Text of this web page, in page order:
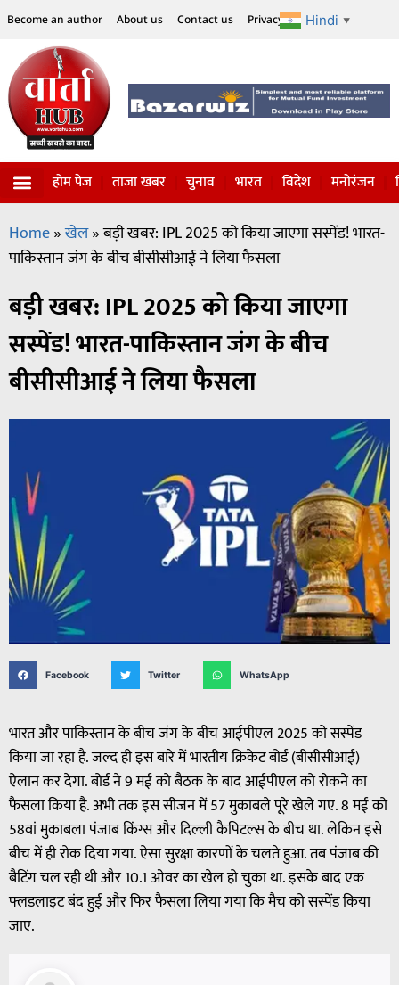
Become an author About us Contact us Privacy Policy Disclaimer
Hindi ▼
होम पेज ताजा खबर चुनाव भारत विदेश मनोरंजन
Home»खेल»बड़ी खबर: IPL 2025 को किया जाएगा सस्पेंड! भारत-
पाकिस्तान जंग के बीच बीसीसीआई ने लिया फैसला
बड़ी खबर: IPL 2025 को किया जाएगा
सस्पेंड! भारत-पाकिस्तान जंग के बीच
बीसीसीआई ने लिया फैसला
Facebook Twitter WhatsApp
भारत और पाकिस्तान के बीच जंग के बीच आईपीएल 2025 को सस्पेंड
किया जा रहा है. जल्द ही इस बारे में भारतीय क्रिकेट बोर्ड (बीसीसीआई)
ऐलान कर देगा. बोर्ड ने 9 मई को बैठक के बाद आईपीएल को रोकने का
फैसला किया है. अभी तक इस सीजन में 57 मुकाबले पूरे खेले गए. 8 मई को
58वां मुकाबला पंजाब किंग्स और दिल्ली कैपिटल्स के बीच था. लेकिन इसे
बीच में ही रोक दिया गया. ऐसा सुरक्षा कारणों के चलते हुआ. तब पंजाब की
बैटिंग चल रही थी और 10.1 ओवर का खेल हो चुका था. इसके बाद एक
फ्लडलाइट बंद हुई और फिर फैसला लिया गया कि मैच को सस्पेंड किया
जाए.